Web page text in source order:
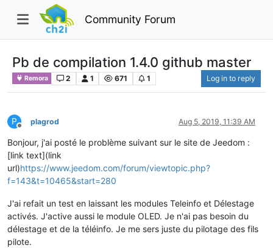
Community Forum
Pb de compilation 1.4.0 github master
Remora 2 1 671 1 Log in to reply
P
Offline
plagrod Aug 5, 2019, 11:39 AM
Bonjour, j'ai posté le problème suivant sur le site de Jeedom :
[link text](link
url)https://www.jeedom.com/forum/viewtopic.php?
f=143&t=10465&start=280
J'ai refait un test en laissant les modules Teleinfo et Délestage
activés. J'active aussi le module OLED. Je n'ai pas besoin du
délestage et de la téléinfo. Je me sers juste du pilotage des fils
pilote.